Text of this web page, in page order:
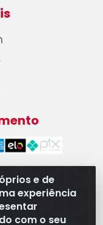
e de
experiência
com o seu
LTDA - CNPJ
667 - Parque
74375-660